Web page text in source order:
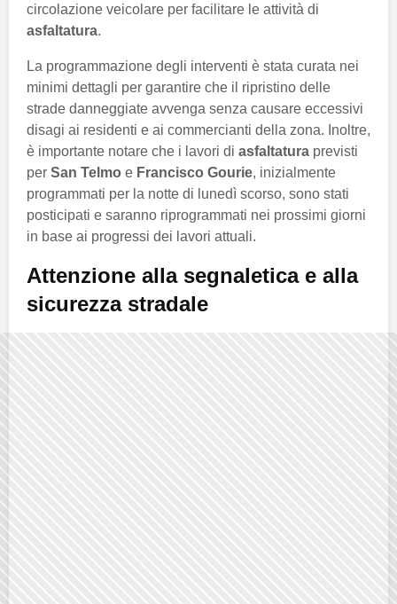
circolazione veicolare per facilitare le attività di
asfaltatura.
La programmazione degli interventi è stata curata nei
minimi dettagli per garantire che il ripristino delle
strade danneggiate avvenga senza causare eccessivi
disagi ai residenti e ai commercianti della zona. Inoltre,
è importante notare che i lavori di asfaltatura previsti
per San Telmo e Francisco Gourie, inizialmente
programmati per la notte di lunedì scorso, sono stati
posticipati e saranno riprogrammati nei prossimi giorni
in base ai progressi dei lavori attuali.
Attenzione alla segnaletica e alla
sicurezza stradale